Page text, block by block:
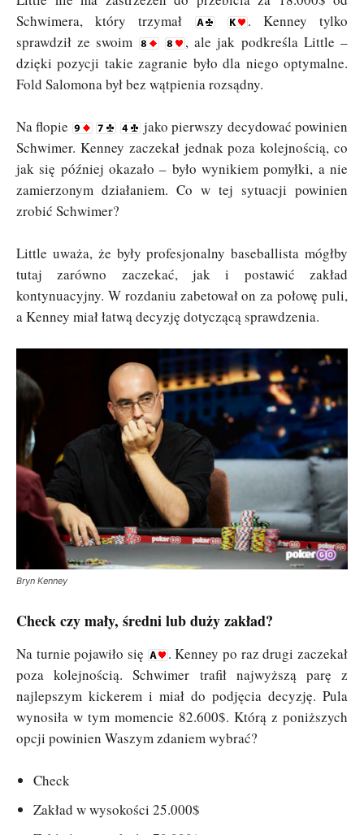
Schwimera, który trzymał
. Kenney tylko
sprawdził ze swoim
, ale jak podkreśla Little –
dzięki pozycji takie zagranie było dla niego optymalne.
Fold Salomona był bez wątpienia rozsądny.
Na flopie
jako pierwszy decydować powinien
Schwimer. Kenney zaczekał jednak poza kolejnością, co
jak się później okazało – było wynikiem pomyłki, a nie
zamierzonym działaniem. Co w tej sytuacji powinien
zrobić Schwimer?
Little uważa, że były profesjonalny baseballista mógłby
tutaj zarówno zaczekać, jak i postawić zakład
kontynuacyjny. W rozdaniu zabetował on za połowę puli,
a Kenney miał łatwą decyzję dotyczącą sprawdzenia.
Bryn Kenney
Check czy mały, średni lub duży zakład?
Na turnie pojawiło się
. Kenney po raz drugi zaczekał
poza kolejnością. Schwimer trafił najwyższą parę z
najlepszym kickerem i miał do podjęcia decyzję. Pula
wynosiła w tym momencie 82.600$. Którą z poniższych
opcji powinien Waszym zdaniem wybrać?
Check
Zakład w wysokości 25.000$